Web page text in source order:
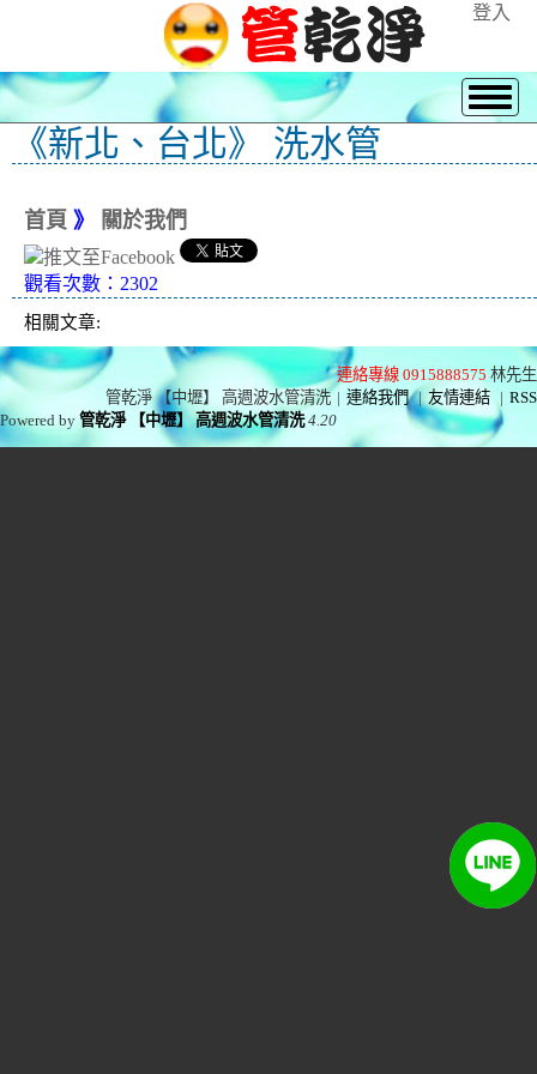
登入
《新北、台北》 洗水管
首頁 》 關於我們
觀看次數：2302
相關文章:
連絡專線 0915888575 林先生
管乾淨 【中壢】 高週波水管清洗 | 連絡我們 | 友情連結 | RSS
Powered by管乾淨 【中壢】 高週波水管清洗 4.20